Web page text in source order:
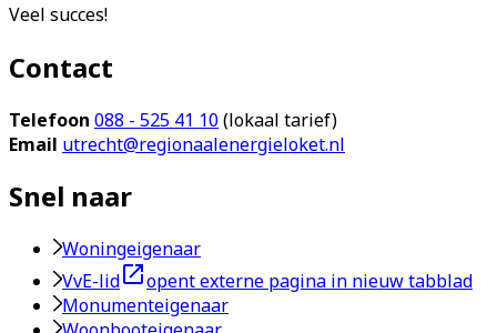
Veel succes!
Contact
Telefoon 088 - 525 41 10(lokaal tarief)
Email utrecht@regionaalenergieloket.nl
Snel naar
Woningeigenaar
VvE-lid
opent externe pagina in nieuw tabblad
Monumenteigenaar